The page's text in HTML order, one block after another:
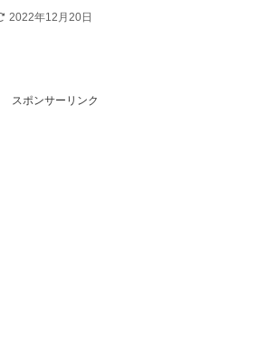
2022年12月20日
スポンサーリンク